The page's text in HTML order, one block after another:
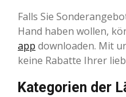
Falls Sie
Hand haben wollen,
app downloaden. Mit
keine Rabatte Ihrer
Kategorien der